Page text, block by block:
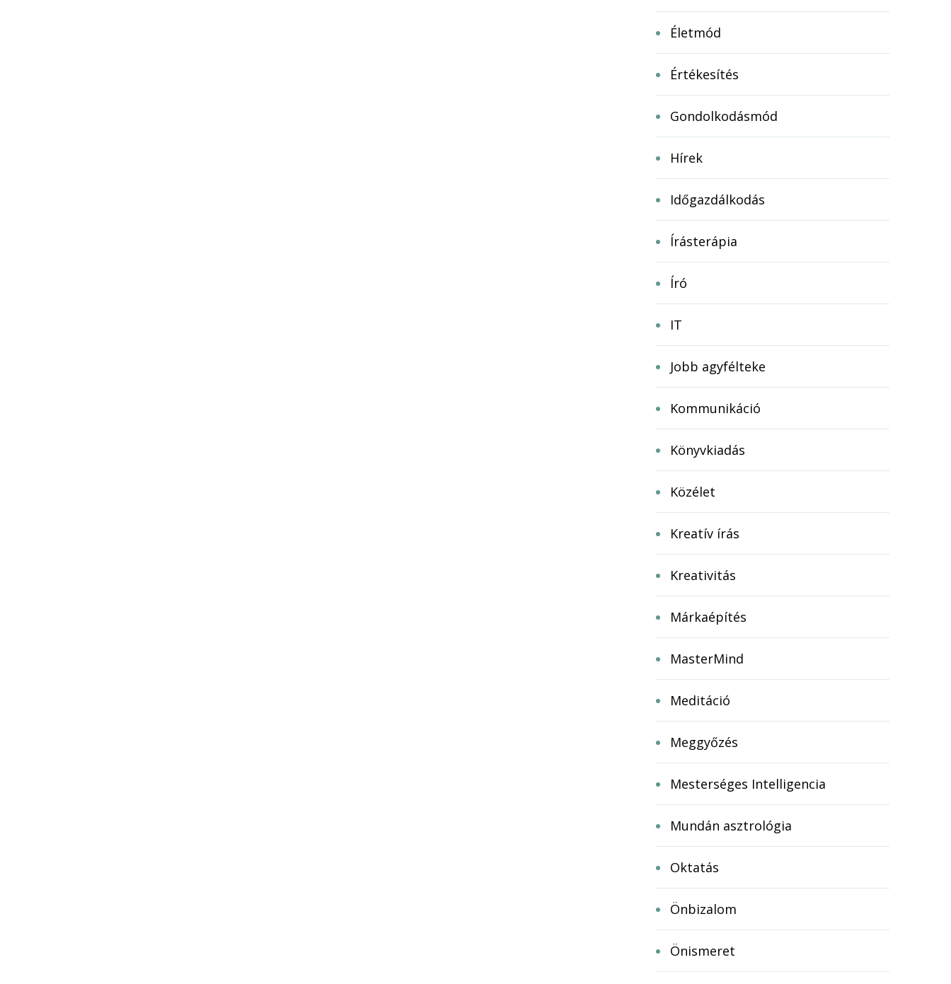
Életmód
Értékesítés
Gondolkodásmód
Hírek
Időgazdálkodás
Írásterápia
Író
IT
Jobb agyfélteke
Kommunikáció
Könyvkiadás
Közélet
Kreatív írás
Kreativitás
Márkaépítés
MasterMind
Meditáció
Meggyőzés
Mesterséges Intelligencia
Mundán asztrológia
Oktatás
Önbizalom
Önismeret